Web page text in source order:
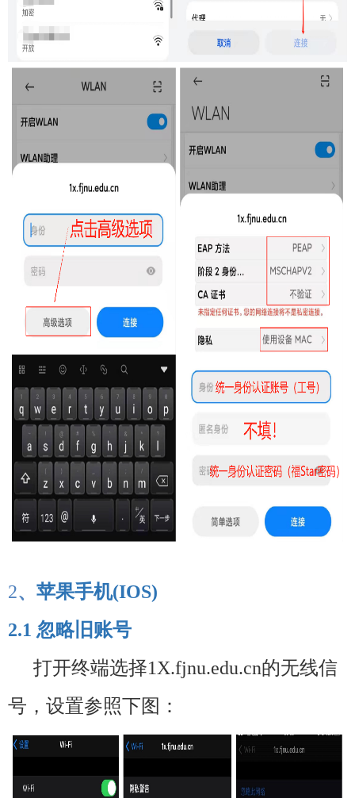
2、 苹果手机(IOS)
2.1 忽略旧账号
打开终端选择1X.fjnu.edu.cn的无线信
号，设置参照下图：